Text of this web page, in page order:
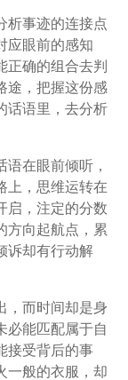
析事迹的连接点
应眼前的感知
正确的组合去判
途，把握这份感
话语里，去分析
语在眼前倾听，
上，思维运转在
， 注定的分数
方向起航点，累
诉却有行动解
，而时间却是身
必能匹配属于自
接受背后的事
一般的衣服，却